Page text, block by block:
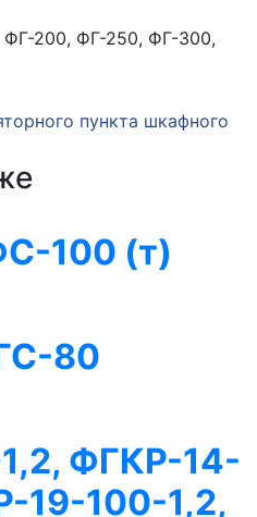
пункта шкафного
100 (т)
80
ФГКР-14-
19-100-1,2,